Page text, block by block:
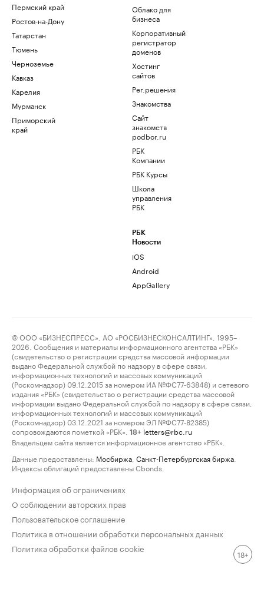
Пермский край
Ростов-на-Дону
Татарстан
Тюмень
Черноземье
Кавказ
Карелия
Мурманск
Приморский
край
Облако для
бизнеса
Корпоративный
регистратор
доменов
Хостинг
сайтов
Рег.решения
Знакомства
Сайт
знакомств
podbor.ru
РБК
Компании
РБК Курсы
Школа
управления
РБК
РБК
Новости
iOS
Android
AppGallery
© ООО «БИЗНЕСПРЕСС», АО «РОСБИЗНЕСКОНСАЛТИНГ», 1995–
2026. Сообщения и материалы информационного агентства «РБК»
(свидетельство о регистрации средства массовой информации
выдано Федеральной службой по надзору в сфере связи,
информационных технологий и массовых коммуникаций
(Роскомнадзор) 09.12.2015 за номером ИА №ФС77-63848) и сетевого
издания «РБК» (свидетельство о регистрации средства массовой
информации выдано Федеральной службой по надзору в сфере связи,
информационных технологий и массовых коммуникаций
(Роскомнадзор) 03.12.2021 за номером ЭЛ №ФС77-82385)
сопровождаются пометкой «РБК».
18+ letters@rbc.ru
Владельцем сайта является информационное агентство «РБК».
Данные предоставлены: Мосбиржа Санкт-Петербургская биржа
Индексы облигаций предоставлены Cbonds.
Информация об ограничениях
О соблюдении авторских прав
Пользовательское соглашение
Политика в отношении обработки персональных данных
Политика обработки файлов cookie
18+